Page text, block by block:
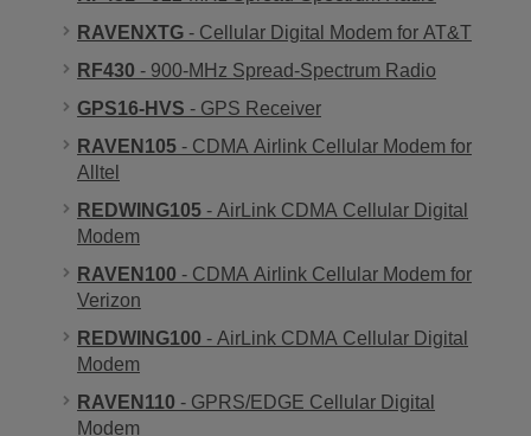
RAVENXTG - Cellular Digital Modem for AT&T
RF430 - 900-MHz Spread-Spectrum Radio
GPS16-HVS - GPS Receiver
RAVEN105 - CDMA Airlink Cellular Modem for
Alltel
REDWING105 - AirLink CDMA Cellular Digital
Modem
RAVEN100 - CDMA Airlink Cellular Modem for
Verizon
REDWING100 - AirLink CDMA Cellular Digital
Modem
RAVEN110 - GPRS/EDGE Cellular Digital
Modem